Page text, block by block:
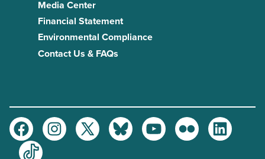
Media Center
Financial Statement
Environmental Compliance
Contact Us & FAQs
FacebookInstagramTwitter BlueskyYoutubeFlickr
LinkedIn
TikTok